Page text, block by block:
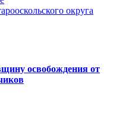
округа
освобождения от